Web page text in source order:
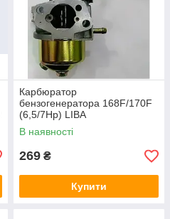
Карбюратор
бензогенератора 168F/170F
(6,5/7Hp) LIBA
В наявності
269 ₴
Купити